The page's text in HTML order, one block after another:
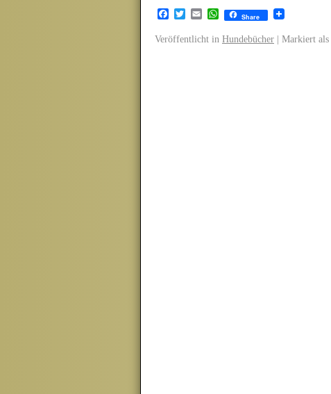
Facebook
TwitterEmailWhatsApp
Share
Veröffentlicht in Hundebücher Markiert als